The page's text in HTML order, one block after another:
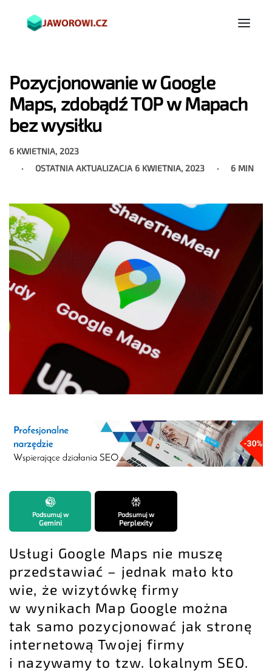
Pozycjonowanie w Google
Maps, zdobądź TOP w Mapach
bez wysiłku
6 KWIETNIA, 2023
OSTATNIA AKTUALIZACJA 6 KWIETNIA, 2023 6 MIN
Podsumuj w
Gemini
Podsumuj w
Perplexity
Usługi Google Maps nie muszę
przedstawiać – jednak mało kto
wie, że wizytówkę firmy
w wynikach Map Google można
tak samo pozycjonować jak stronę
internetową Twojej firmy
i nazywamy to tzw. lokalnym SEO.